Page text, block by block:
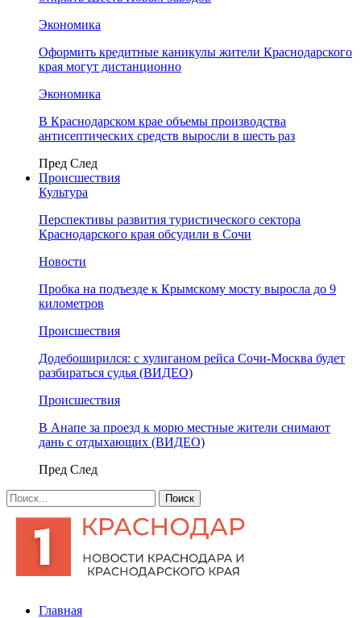
Экономика
Оформить кредитные каникулы жители Краснодарского
края могут дистанционно
Экономика
В Краснодарском крае объемы производства
антисептических средств выросли в шесть раз
Пред След
Происшествия
Культура
Перспективы развития туристического сектора
Краснодарского края обсудили в Сочи
Новости
Пробка на подъезде к Крымскому мосту выросла до 9
километров
Происшествия
Додебоширился: с хулиганом рейса Сочи-Москва будет
разбираться судья (ВИДЕО)
Происшествия
В Анапе за проезд к морю местные жители снимают
дань с отдыхающих (ВИДЕО)
Пред След
Главная